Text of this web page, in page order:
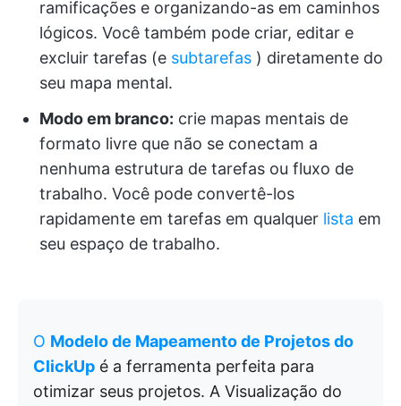
ramificações e organizando-as em caminhos
lógicos. Você também pode criar, editar e
excluir tarefas (e subtarefas ) diretamente do
seu mapa mental.
Modo em branco: crie mapas mentais de
formato livre que não se conectam a
nenhuma estrutura de tarefas ou fluxo de
trabalho. Você pode convertê-los
rapidamente em tarefas em qualquer lista em
seu espaço de trabalho.
O Modelo de Mapeamento de Projetos do
ClickUp é a ferramenta perfeita para
otimizar seus projetos. A Visualização do